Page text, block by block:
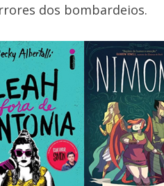
dos bombardeios.